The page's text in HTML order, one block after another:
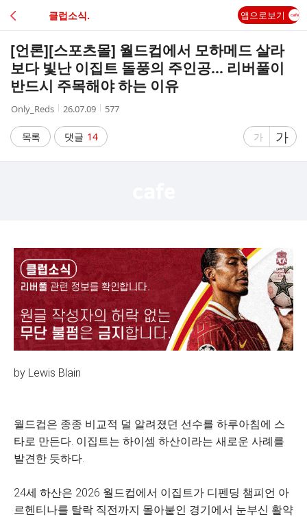
C
A
클럽소식. 앱으로보기
[언론][스포츠몰] 월드컵에서 모하메드 살라
보다 빛난 이집트 돌풍의 주인공… 리버풀이
반드시 주목해야 하는 이유
작
자
Only_Reds
작
시
간
26.07.09
조
수
577
목록 댓글 14
글
가
글
자
가
by Lewis Blain
월드컵은 종종 비교적 덜 알려졌던 선수를 하루아침에 스
타로 만든다. 이집트는 하이셈 하산이라는 새로운 사례를
발견한 듯하다.
24세 하산은 2026 월드컵에서 이집트가 디펜딩 챔피언 아
르헨티나를 탈락 직전까지 몰아붙인 경기에서 눈부신 활약